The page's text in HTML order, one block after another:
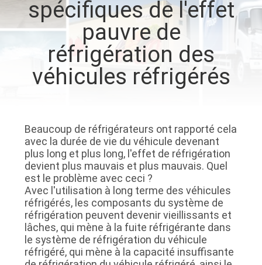
VISITE
DE
L'USINE
CONTRÔLE
QUALITÉ
NOUS
CONTACTER
NOUVELLES
spécifiques de l'effet
pauvre de
réfrigération des
véhicules réfrigérés
Beaucoup de réfrigérateurs ont rapporté cela
avec la durée de vie du véhicule devenant
plus long et plus long, l'effet de réfrigération
devient plus mauvais et plus mauvais. Quel
est le problème avec ceci ?
Avec l'utilisation à long terme des véhicules
réfrigérés, les composants du système de
réfrigération peuvent devenir vieillissants et
lâches, qui mène à la fuite réfrigérante dans
le système de réfrigération du véhicule
réfrigéré, qui mène à la capacité insuffisante